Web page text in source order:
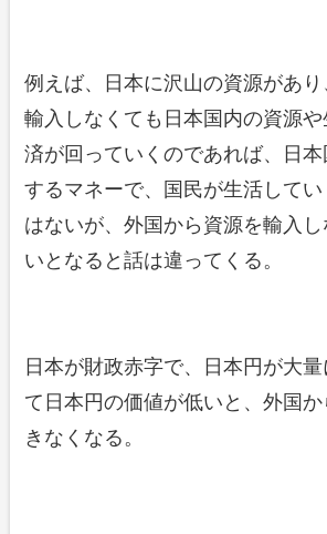
例えば、日本に沢山の資源があり
輸入しなくても日本国内の資源
済が回っていくのであれば、日
するマネーで、国民が生活して
はないが、外国から資源を輸入
いとなると話は違ってくる。
日本が財政赤字で、日本円が大
て日本円の価値が低いと、外国
きなくなる。